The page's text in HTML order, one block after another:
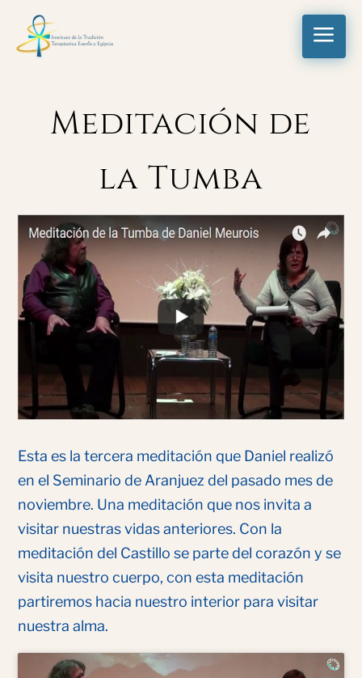
a
Meditación de
la Tumba
Esta es la tercera meditación que Daniel realizó
en el Seminario de Aranjuez del pasado mes de
noviembre. Una meditación que nos invita a
visitar nuestras vidas anteriores. Con la
meditación del Castillo se parte del corazón y se
visita nuestro cuerpo, con esta meditación
partiremos hacia nuestro interior para visitar
nuestra alma.